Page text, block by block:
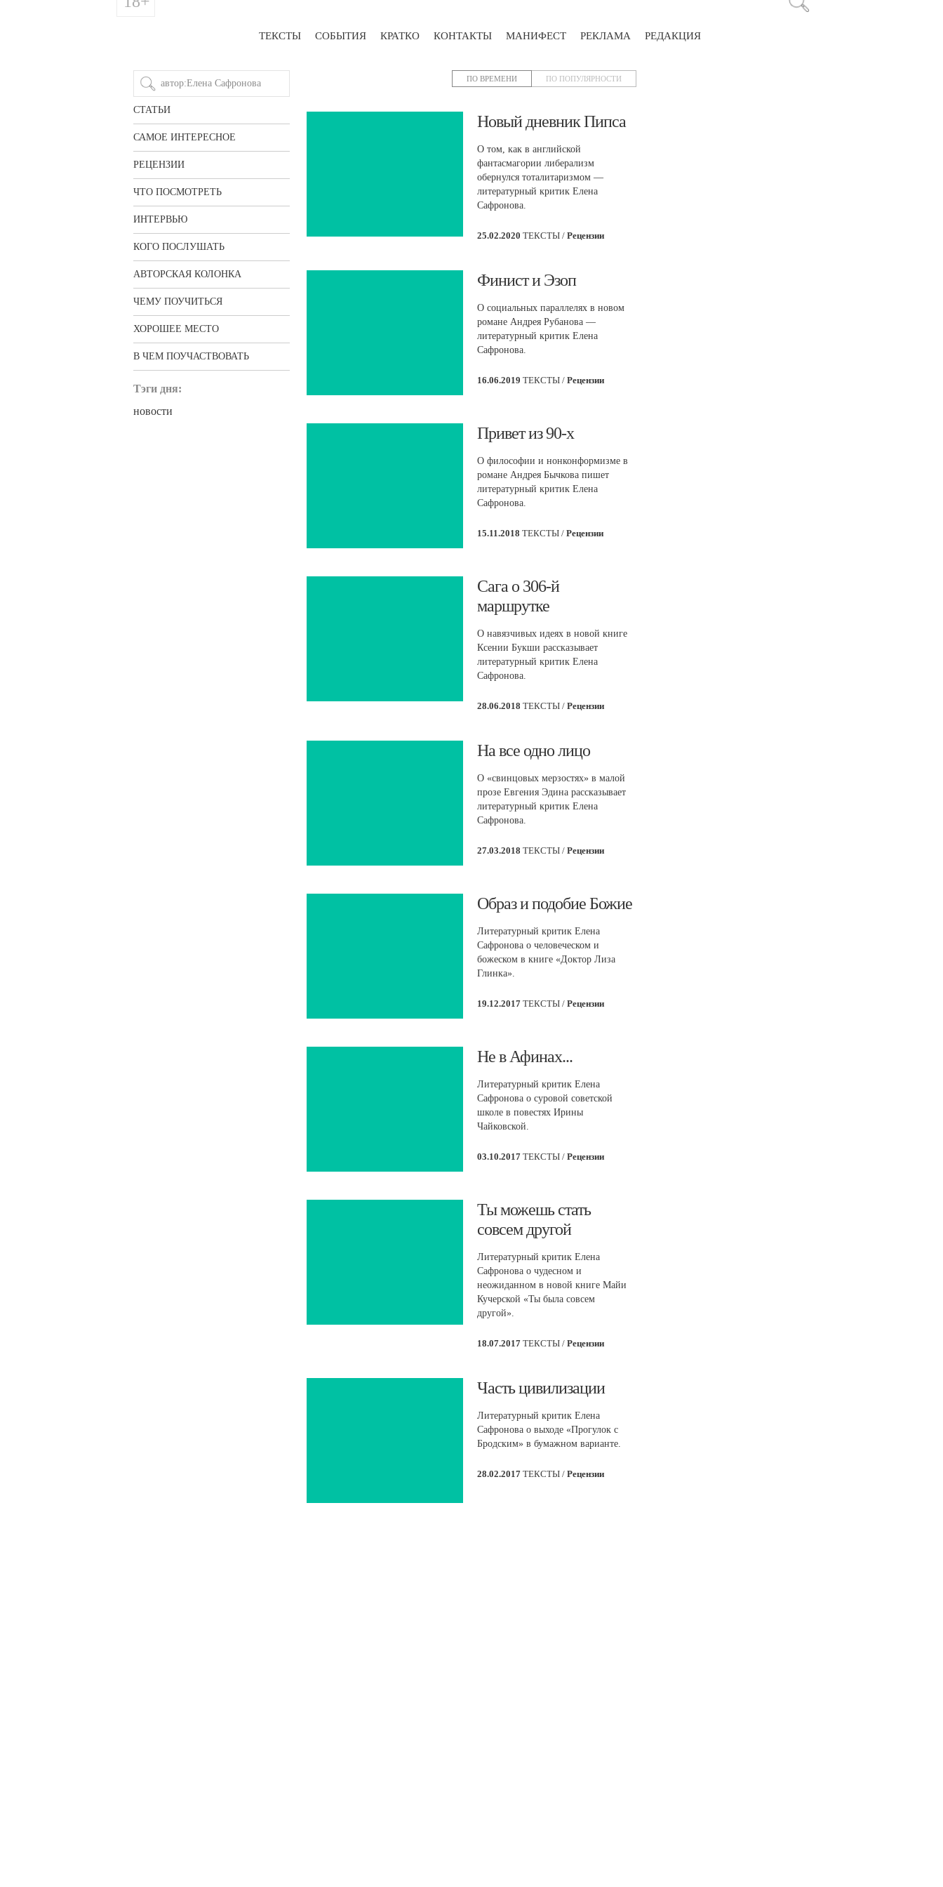
ТЕКСТЫ СОБЫТИЯ КРАТКО КОНТАКТЫ МАНИФЕСТ РЕКЛАМА РЕДАКЦИЯ
СТАТЬИ
САМОЕ ИНТЕРЕСНОЕ
РЕЦЕНЗИИ
ЧТО ПОСМОТРЕТЬ
ИНТЕРВЬЮ
КОГО ПОСЛУШАТЬ
АВТОРСКАЯ КОЛОНКА
ЧЕМУ ПОУЧИТЬСЯ
ХОРОШЕЕ МЕСТО
В ЧЕМ ПОУЧАСТВОВАТЬ
Тэги дня:
новости
ПО ПОПУЛЯРНОСТИ
ПО ВРЕМЕНИ
​Новый дневник Пипса
О том, как в английской
фантасмагории либерализм
обернулся тоталитаризмом —
литературный критик Елена
Сафронова.
25.02.2020 ТЕКСТЫ / Рецензии
​Финист и Эзоп
О социальных параллелях в новом
романе Андрея Рубанова —
литературный критик Елена
Сафронова.
16.06.2019 ТЕКСТЫ / Рецензии
​Привет из 90-х
О философии и нонконформизме в
романе Андрея Бычкова пишет
литературный критик Елена
Сафронова.
15.11.2018 ТЕКСТЫ / Рецензии
​Сага о 306-й
маршрутке
О навязчивых идеях в новой книге
Ксении Букши рассказывает
литературный критик Елена
Сафронова.
28.06.2018 ТЕКСТЫ / Рецензии
​На все одно лицо
О «свинцовых мерзостях» в малой
прозе Евгения Эдина рассказывает
литературный критик Елена
Сафронова.
27.03.2018 ТЕКСТЫ / Рецензии
​Образ и подобие Божие
Литературный критик Елена
Сафронова о человеческом и
божеском в книге «Доктор Лиза
Глинка».
19.12.2017 ТЕКСТЫ / Рецензии
​Не в Афинах...
Литературный критик Елена
Сафронова о суровой советской
школе в повестях Ирины
Чайковской.
03.10.2017 ТЕКСТЫ / Рецензии
​Ты можешь стать
совсем другой
Литературный критик Елена
Сафронова о чудесном и
неожиданном в новой книге Майи
Кучерской «Ты была совсем
другой».
18.07.2017 ТЕКСТЫ / Рецензии
​Часть цивилизации
Литературный критик Елена
Сафронова о выходе «Прогулок с
Бродским» в бумажном варианте.
28.02.2017 ТЕКСТЫ / Рецензии